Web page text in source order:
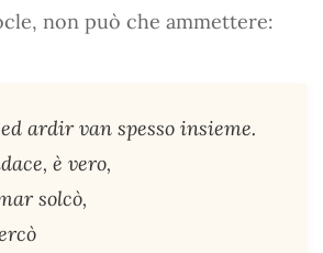
non può che ammettere:
ardir van spesso insieme.
è vero,
solcò,